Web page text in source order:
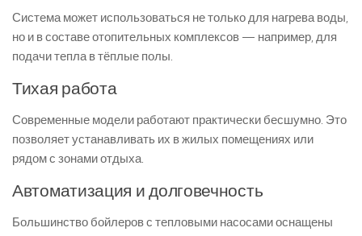
Система может использоваться не только для нагрева воды,
но и в составе отопительных комплексов — например, для
подачи тепла в тёплые полы.
Тихая работа
Современные модели работают практически бесшумно. Это
позволяет устанавливать их в жилых помещениях или
рядом с зонами отдыха.
Автоматизация и долговечность
Большинство бойлеров с тепловыми насосами оснащены